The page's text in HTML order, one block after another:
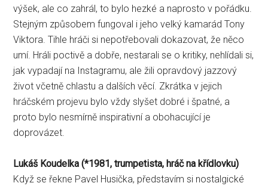
výšek, ale co zahrál, to bylo hezké a naprosto v pořádku.
Stejným způsobem fungoval i jeho velký kamarád Tony
Viktora. Tihle hráči si nepotřebovali dokazovat, že něco
umí. Hráli poctivě a dobře, nestarali se o kritiky, nehlídali si,
jak vypadají na Instagramu, ale žili opravdový jazzový
život včetně chlastu a dalších věcí. Zkrátka v jejich
hráčském projevu bylo vždy slyšet dobré i špatné, a
proto bylo nesmírně inspirativní a obohacující je
doprovázet.
Lukáš Koudelka(*1981, trumpetista, hráč na křídlovku)
Když se řekne Pavel Husička, představím si nostalgické